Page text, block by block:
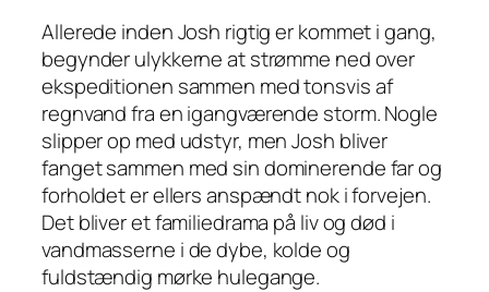
Allerede inden Josh rigtig er kommet i gang,
begynder ulykkerne at strømme ned over
ekspeditionen sammen med tonsvis af
regnvand fra en igangværende storm. Nogle
slipper op med udstyr, men Josh bliver
fanget sammen med sin dominerende far og
forholdet er ellers anspændt nok i forvejen.
Det bliver et familiedrama på liv og død i
vandmasserne i de dybe, kolde og
fuldstændig mørke hulegange.